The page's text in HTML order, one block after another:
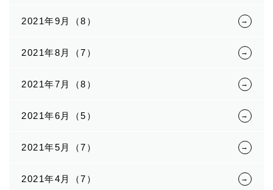
2021年9月（8）
2021年8月（7）
2021年7月（8）
2021年6月（5）
2021年5月（7）
2021年4月（7）